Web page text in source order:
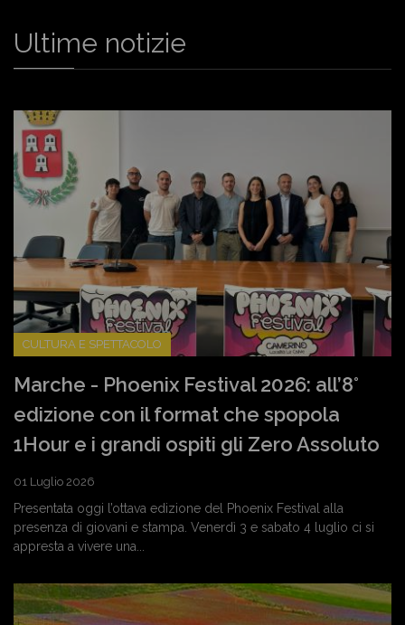
Ultime notizie
CULTURA E SPETTACOLO
Marche - Phoenix Festival 2026: all’8°
edizione con il format che spopola
1Hour e i grandi ospiti gli Zero Assoluto
01 Luglio 2026
Presentata oggi l’ottava edizione del Phoenix Festival alla
presenza di giovani e stampa. Venerdì 3 e sabato 4 luglio ci si
appresta a vivere una...